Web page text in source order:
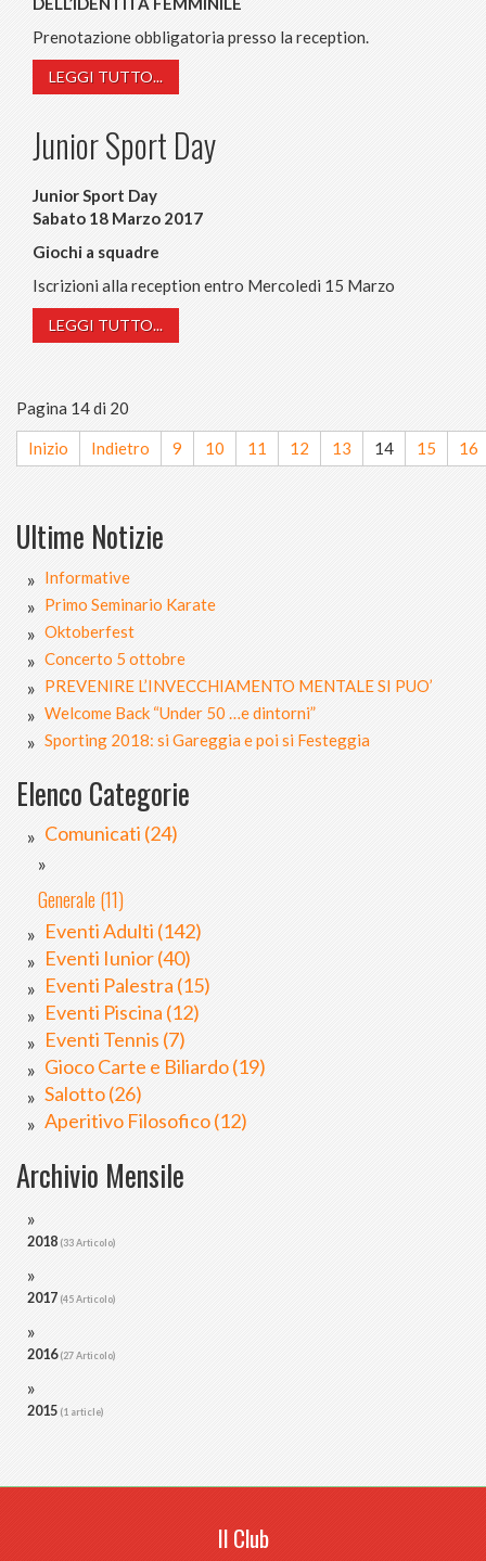
Prenotazione obbligatoria presso la reception.
LEGGI TUTTO...
Junior Sport Day
Junior Sport Day
Sabato 18 Marzo 2017
Giochi a squadre
Iscrizioni alla reception entro Mercoledi 15 Marzo
LEGGI TUTTO...
Pagina 14 di 20
Inizio Indietro 9 10 11 12 13 14 15 16
Ultime Notizie
Informative
Primo Seminario Karate
Oktoberfest
Concerto 5 ottobre
PREVENIRE L’INVECCHIAMENTO MENTALE SI PUO’
Welcome Back “Under 50 …e dintorni”
Sporting 2018: si Gareggia e poi si Festeggia
Elenco Categorie
Comunicati (24)
Generale (11)
Eventi Adulti (142)
Eventi Iunior (40)
Eventi Palestra (15)
Eventi Piscina (12)
Eventi Tennis (7)
Gioco Carte e Biliardo (19)
Salotto (26)
Aperitivo Filosofico (12)
Archivio Mensile
2018 (33 Articolo)
2017 (45 Articolo)
2016(27 Articolo)
2015 (1 article)
Il Club